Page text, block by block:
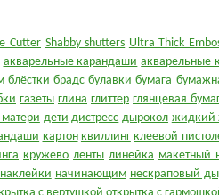
Cutter Shabby shutters Ultra Thick
акварельные карандаши акварельные
блёстки брадс булавки бумага
газеты глина глиттер глянцевая
дети дистресс дырокол жидкий
картон квиллинг клеевой
кружево ленты линейка макетный
наклейки начинающим нескраповый